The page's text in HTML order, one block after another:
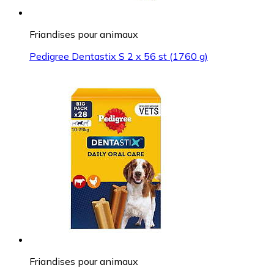
Friandises pour animaux
Pedigree Dentastix S 2 x 56 st (1760 g)
Friandises pour animaux